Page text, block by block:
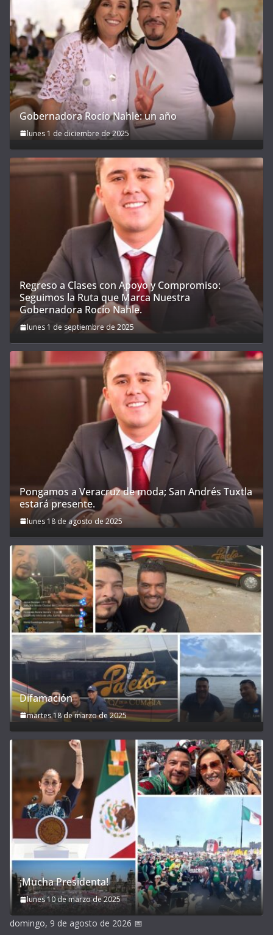
Gobernadora Rocío Nahle: un año
lunes 1 de diciembre de 2025
Regreso a Clases con Apoyo y Compromiso:
Seguimos la Ruta que Marca Nuestra
Gobernadora Rocío Nahle.
lunes 1 de septiembre de 2025
Pongamos a Veracruz de moda; San Andrés Tuxtla
estará presente.
lunes 18 de agosto de 2025
Difamación
martes 18 de marzo de 2025
¡Mucha Presidenta!
lunes 10 de marzo de 2025
domingo, 9 de agosto de 2026 📅